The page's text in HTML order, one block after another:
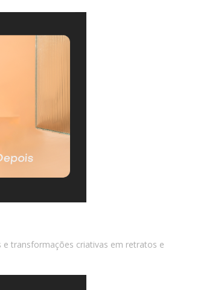
e transformações criativas em retratos e